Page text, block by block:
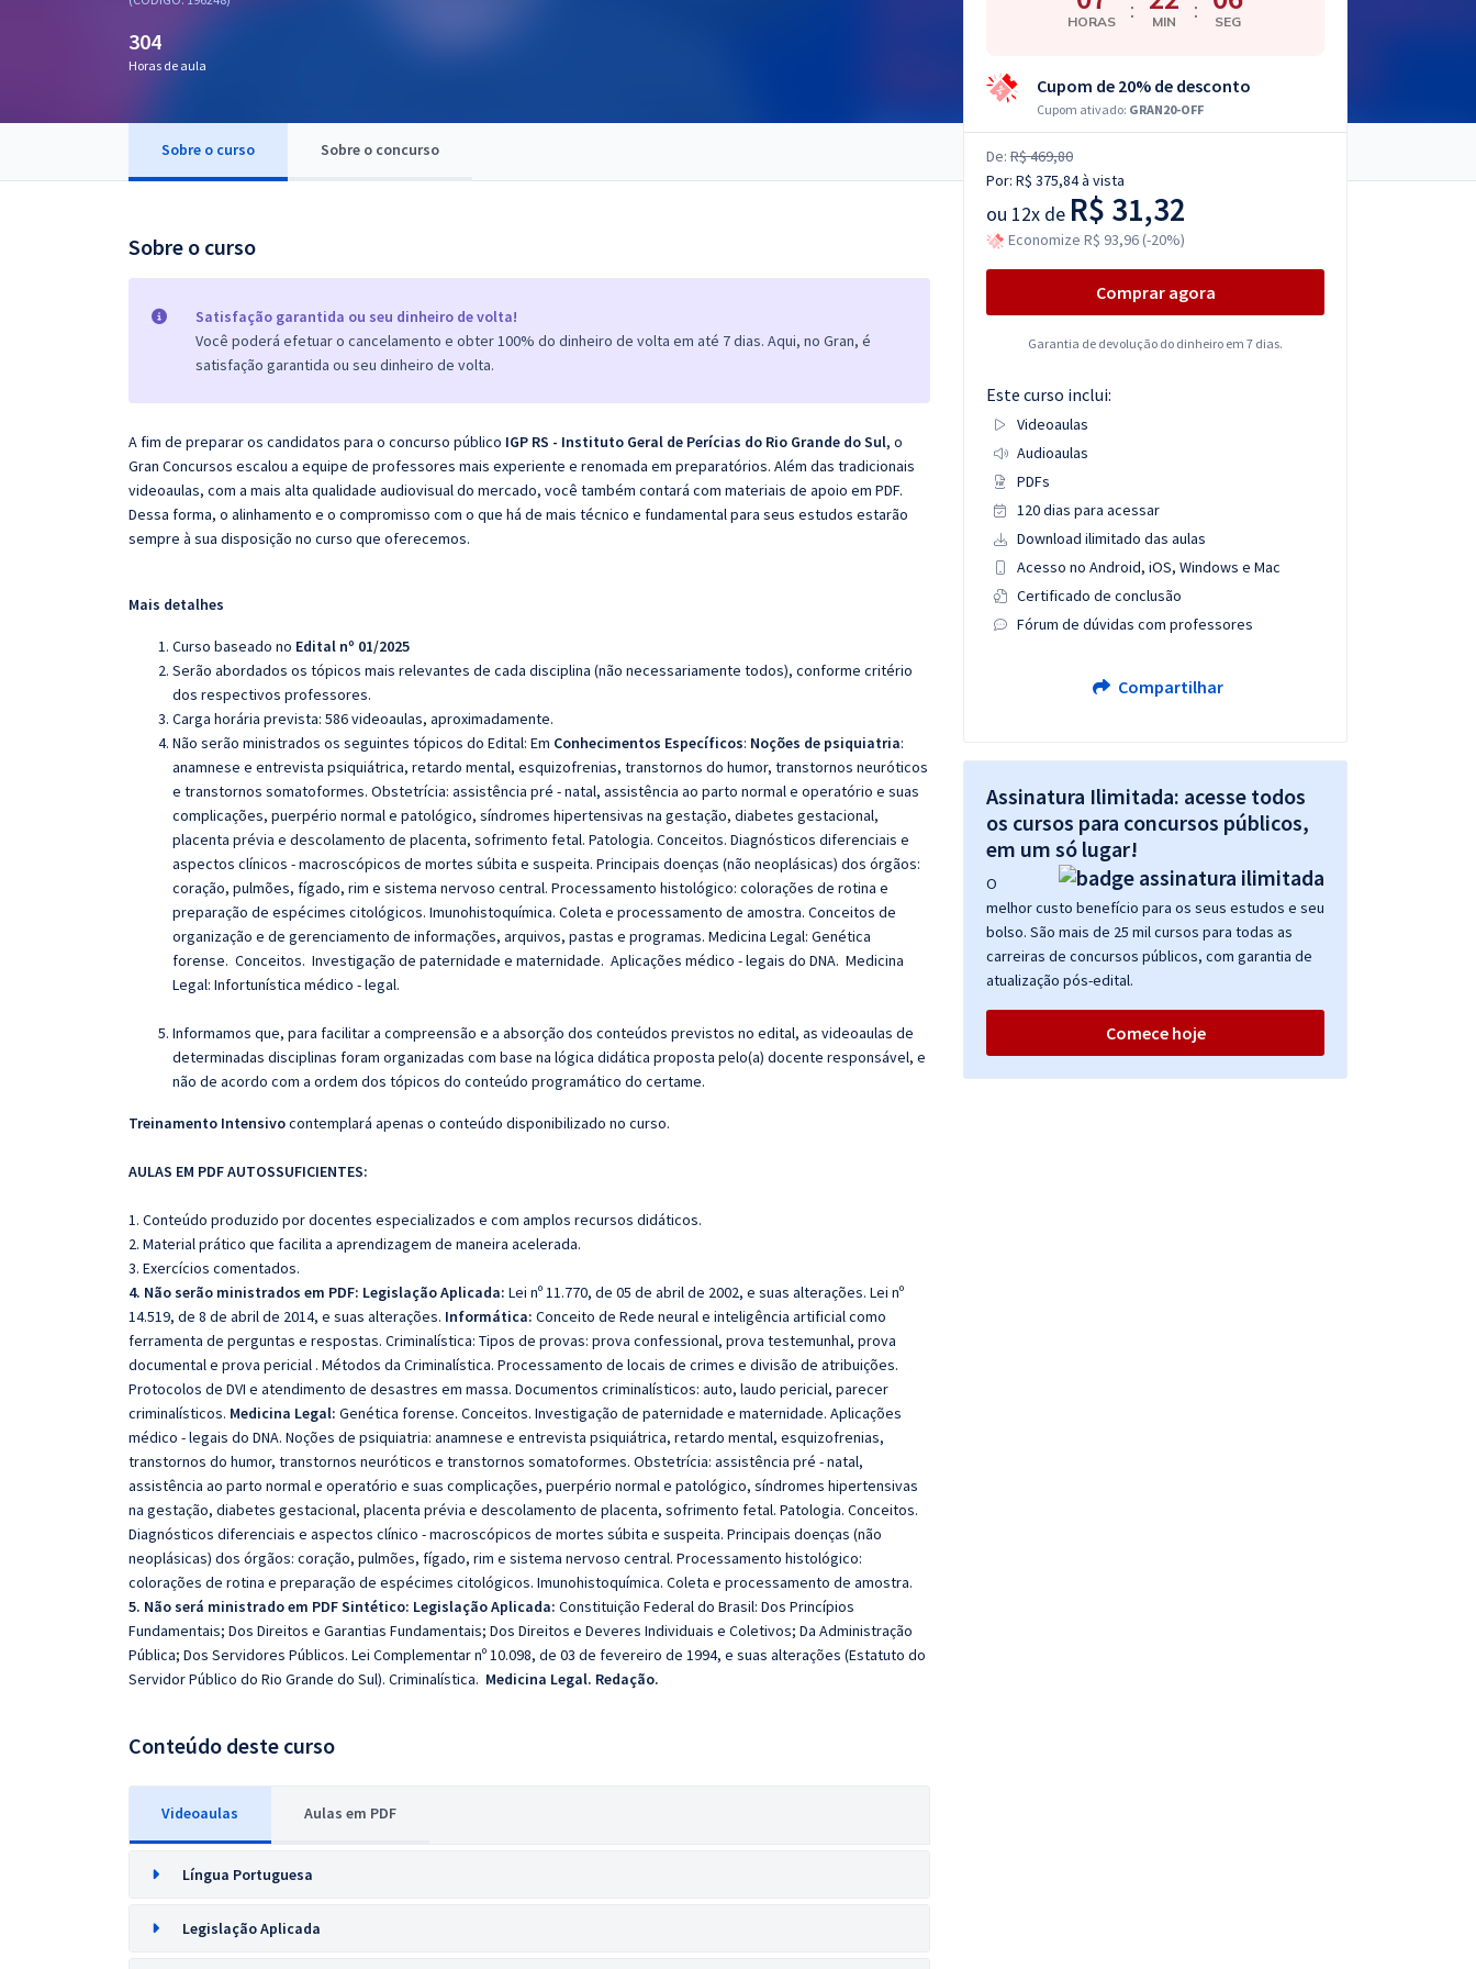
OAB
304
Horas de aula
Sobre o curso Sobre o concurso
Sobre o curso
Satisfação garantida ou seu dinheiro de volta!
Você poderá efetuar o cancelamento e obter 100% do dinheiro de volta em até 7 dias. Aqui, no Gran, é
satisfação garantida ou seu dinheiro de volta.
A fim de preparar os candidatos para o concurso público IGP RS - Instituto Geral de Perícias do Rio Grande do Sul, o
Gran Concursos escalou a equipe de professores mais experiente e renomada em preparatórios. Além das tradicionais
videoaulas, com a mais alta qualidade audiovisual do mercado, você também contará com materiais de apoio em PDF.
Dessa forma, o alinhamento e o compromisso com o que há de mais técnico e fundamental para seus estudos estarão
sempre à sua disposição no curso que oferecemos.
Mais detalhes
Curso baseado no Edital nº 01/2025
Serão abordados os tópicos mais relevantes de cada disciplina (não necessariamente todos), conforme critério
dos respectivos professores.
Carga horária prevista: 586 videoaulas, aproximadamente.
Não serão ministrados os seguintes tópicos do Edital: Em Conhecimentos Específicos: Noções de psiquiatria:
anamnese e entrevista psiquiátrica, retardo mental, esquizofrenias, transtornos do humor, transtornos neuróticos
e transtornos somatoformes. Obstetrícia: assistência pré ‐ natal, assistência ao parto normal e operatório e suas
complicações, puerpério normal e patológico, síndromes hipertensivas na gestação, diabetes gestacional,
placenta prévia e descolamento de placenta, sofrimento fetal. Patologia. Conceitos. Diagnósticos diferenciais e
aspectos clínicos ‐ macroscópicos de mortes súbita e suspeita. Principais doenças (não neoplásicas) dos órgãos:
coração, pulmões, fígado, rim e sistema nervoso central. Processamento histológico: colorações de rotina e
preparação de espécimes citológicos. Imunohistoquímica. Coleta e processamento de amostra. Conceitos de
organização e de gerenciamento de informações, arquivos, pastas e programas. Medicina Legal: Genética
forense. Conceitos. Investigação de paternidade e maternidade. Aplicações médico ‐ legais do DNA. Medicina
Legal: Infortunística médico ‐ legal.
Informamos que, para facilitar a compreensão e a absorção dos conteúdos previstos no edital, as videoaulas de
determinadas disciplinas foram organizadas com base na lógica didática proposta pelo(a) docente responsável, e
não de acordo com a ordem dos tópicos do conteúdo programático do certame.
Treinamento Intensivocontemplará apenas o conteúdo disponibilizado no curso.
AULAS EM PDF AUTOSSUFICIENTES:
1. Conteúdo produzido por docentes especializados e com amplos recursos didáticos.
2. Material prático que facilita a aprendizagem de maneira acelerada.
3. Exercícios comentados.
4. Não serão ministrados em PDF: Legislação Aplicada: Lei nº 11.770, de 05 de abril de 2002, e suas alterações. Lei nº
14.519, de 8 de abril de 2014, e suas alterações. Informática: Conceito de Rede neural e inteligência artificial como
ferramenta de perguntas e respostas. Criminalística: Tipos de provas: prova confessional, prova testemunhal, prova
documental e prova pericial . Métodos da Criminalística. Processamento de locais de crimes e divisão de atribuições.
Protocolos de DVI e atendimento de desastres em massa. Documentos criminalísticos: auto, laudo pericial, parecer
criminalísticos. Medicina Legal: Genética forense. Conceitos. Investigação de paternidade e maternidade. Aplicações
médico ‐ legais do DNA. Noções de psiquiatria: anamnese e entrevista psiquiátrica, retardo mental, esquizofrenias,
transtornos do humor, transtornos neuróticos e transtornos somatoformes. Obstetrícia: assistência pré ‐ natal,
assistência ao parto normal e operatório e suas complicações, puerpério normal e patológico, síndromes hipertensivas
na gestação, diabetes gestacional, placenta prévia e descolamento de placenta, sofrimento fetal. Patologia. Conceitos.
Diagnósticos diferenciais e aspectos clínico ‐ macroscópicos de mortes súbita e suspeita. Principais doenças (não
neoplásicas) dos órgãos: coração, pulmões, fígado, rim e sistema nervoso central. Processamento histológico:
colorações de rotina e preparação de espécimes citológicos. Imunohistoquímica. Coleta e processamento de amostra.
5. Não será ministrado em PDF Sintético: Legislação Aplicada: Constituição Federal do Brasil: Dos Princípios
Fundamentais; Dos Direitos e Garantias Fundamentais; Dos Direitos e Deveres Individuais e Coletivos; Da Administração
Pública; Dos Servidores Públicos. Lei Complementar nº 10.098, de 03 de fevereiro de 1994, e suas alterações (Estatuto do
Servidor Público do Rio Grande do Sul). Criminalística. Medicina Legal. Redação.
Conteúdo deste curso
Videoaulas Aulas em PDF
Língua Portuguesa
Legislação Aplicada
HORAS : MIN : SEG
Cupom de 20% de desconto
Cupom ativado: GRAN20-OFF
De: R$ 469,80
Por: R$ 375,84à vista
ou 12x de R$ 31,32
Economize R$ 93,96 (-20%)
Comprar agora
Garantia de devolução do dinheiro em 7 dias.
Este curso inclui:
Videoaulas
Audioaulas
PDFs
120 dias para acessar
Download ilimitado das aulas
Acesso no Android, iOS, Windows e Mac
Certificado de conclusão
Fórum de dúvidas com professores
Compartilhar
Assinatura Ilimitada: acesse todos
os cursos para concursos públicos,
em um só lugar!
O
melhor custo benefício para os seus estudos e seu
bolso. São mais de 25 mil cursos para todas as
carreiras de concursos públicos, com garantia de
atualização pós-edital.
Comece hoje